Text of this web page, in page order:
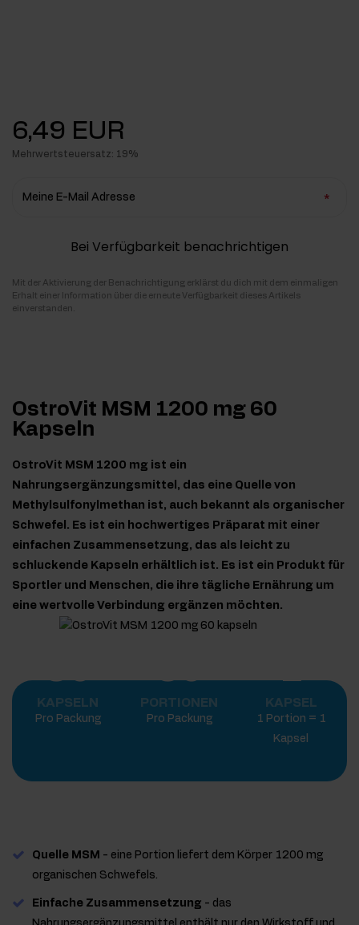
6,49 EUR
Mehrwertsteuersatz: 19%
Meine E-Mail Adresse
Bei Verfügbarkeit benachrichtigen
Mit der Aktivierung der Benachrichtigung erklärst du dich mit dem einmaligen
Erhalt einer Information über die erneute Verfügbarkeit dieses Artikels
einverstanden.
OstroVit MSM 1200 mg 60
Kapseln
OstroVit MSM 1200 mg ist ein
Nahrungsergänzungsmittel, das eine Quelle von
Methylsulfonylmethan ist, auch bekannt als organischer
Schwefel. Es ist ein hochwertiges Präparat mit einer
einfachen Zusammensetzung, das als leicht zu
schluckende Kapseln erhältlich ist. Es ist ein Produkt für
Sportler und Menschen, die ihre tägliche Ernährung um
eine wertvolle Verbindung ergänzen möchten.
60
KAPSELN
Pro Packung
60
PORTIONEN
Pro Packung
1
KAPSEL
1 Portion = 1
Kapsel
Quelle MSM - eine Portion liefert dem Körper 1200 mg
organischen Schwefels.
Einfache Zusammensetzung - das